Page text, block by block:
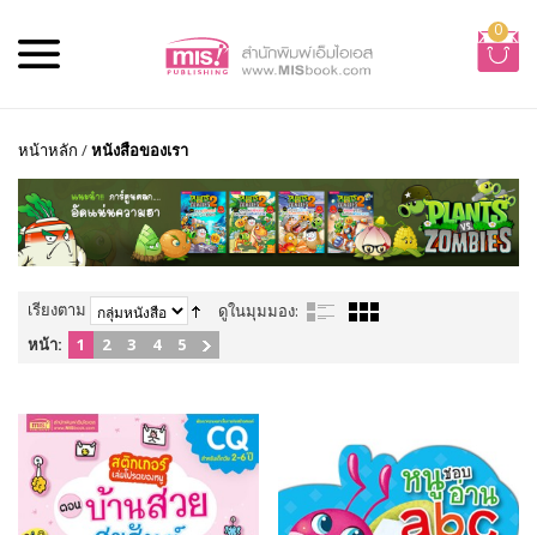
0
หน้าหลัก /หนังสือของเรา
เรียงตาม
ดูในมุมมอง:
หน้า:
1 2 3 4 5